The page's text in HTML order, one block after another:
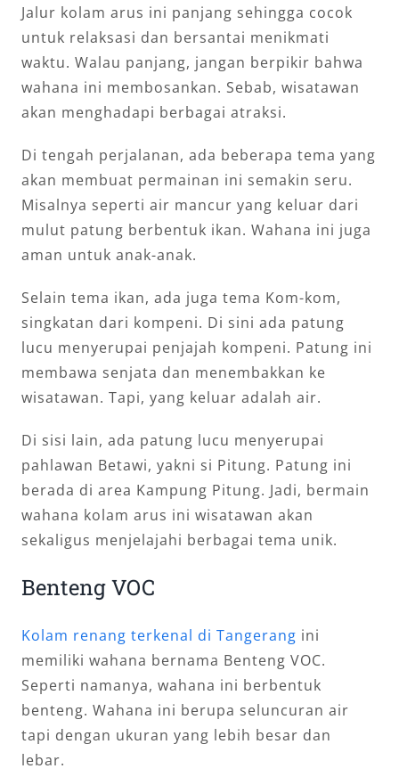
Jalur kolam arus ini panjang sehingga cocok
untuk relaksasi dan bersantai menikmati
waktu. Walau panjang, jangan berpikir bahwa
wahana ini membosankan. Sebab, wisatawan
akan menghadapi berbagai atraksi.
Di tengah perjalanan, ada beberapa tema yang
akan membuat permainan ini semakin seru.
Misalnya seperti air mancur yang keluar dari
mulut patung berbentuk ikan. Wahana ini juga
aman untuk anak-anak.
Selain tema ikan, ada juga tema Kom-kom,
singkatan dari kompeni. Di sini ada patung
lucu menyerupai penjajah kompeni. Patung ini
membawa senjata dan menembakkan ke
wisatawan. Tapi, yang keluar adalah air.
Di sisi lain, ada patung lucu menyerupai
pahlawan Betawi, yakni si Pitung. Patung ini
berada di area Kampung Pitung. Jadi, bermain
wahana kolam arus ini wisatawan akan
sekaligus menjelajahi berbagai tema unik.
Benteng VOC
Kolam renang terkenal di Tangerang ini
memiliki wahana bernama Benteng VOC.
Seperti namanya, wahana ini berbentuk
benteng. Wahana ini berupa seluncuran air
tapi dengan ukuran yang lebih besar dan
lebar.